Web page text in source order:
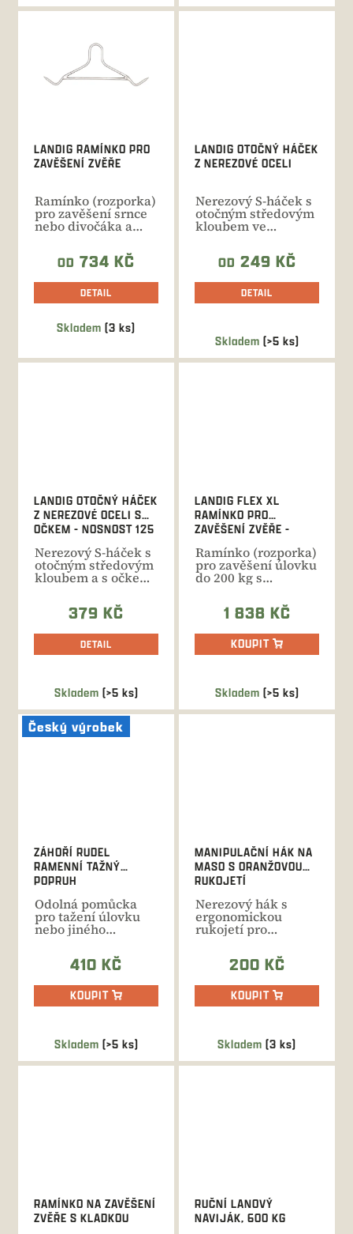
Průměrné
produktu
Skladem (3 ks)
LANDIG RAMÍNKO PRO
ZAVĚŠENÍ ZVĚŘE
Ramínko (rozporka)
pro zavěšení srnce
nebo divočáka a
zpracování.
OD 734 KČ
DETAIL
Skladem (>5 ks)
LANDIG OTOČNÝ HÁČEK
Z NEREZOVÉ OCELI
Nerezový S-háček s
otočným středovým
kloubem ve
nosností...
OD 249 KČ
DETAIL
Skladem (>5 ks)
LANDIG OTOČNÝ HÁČEK
Z NEREZOVÉ OCELI S
OČKEM - NOSNOST 125
Nerezový S-háček s
otočným středovým
kloubem a s očkem
379 KČ
DETAIL
Skladem (>5 ks)
LANDIG FLEX XL
RAMÍNKO PRO
ZAVĚŠENÍ ZVĚŘE -
Ramínko (rozporka)
pro zavěšení úlovku
do 200 kg s
nastavitelnou
roztečí...1 838 KČ
KOUPIT
Český výrobek
Skladem (>5 ks)
ZÁHOŘÍ RUDEL
RAMENNÍ TAŽNÝ
POPRUH
Odolná pomůcka
pro tažení úlovku
nebo jiného
břemene. Délka
přizpůsobitelná...
410 KČ
KOUPIT
Skladem (3 ks)
MANIPULAČNÍ HÁK NA
MASO S ORANŽOVOU
RUKOJETÍ
Nerezový hák s
ergonomickou
rukojetí pro
snadnou manipulaci
s masem při jeho...
200 KČ
KOUPIT
RAMÍNKO NA ZAVĚŠENÍ
ZVĚŘE S KLADKOU
RUČNÍ LANOVÝ
NAVIJÁK, 600 KG